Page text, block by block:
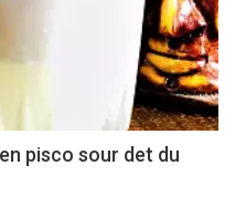
pisco sour det du